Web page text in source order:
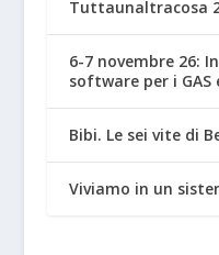
Tuttaunaltracosa
6-7 novembre 26:
software per i GAS
Bibi. Le sei vite di
Viviamo in un